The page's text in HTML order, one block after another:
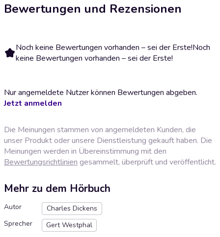
Bewertungen und Rezensionen
Noch keine Bewertungen vorhanden – sei der Erste!Noch
keine Bewertungen vorhanden – sei der Erste!
Nur angemeldete Nutzer können Bewertungen abgeben.
Jetzt anmelden
Die Meinungen stammen von angemeldeten Kunden, die
unser Produkt oder unsere Dienstleistung gekauft haben. Die
Meinungen werden in Übereinstimmung mit den
Bewertungsrichtlinien gesammelt, überprüft und veröffentlicht.
Mehr zu dem Hörbuch
Autor
Charles Dickens
Sprecher
Gert Westphal